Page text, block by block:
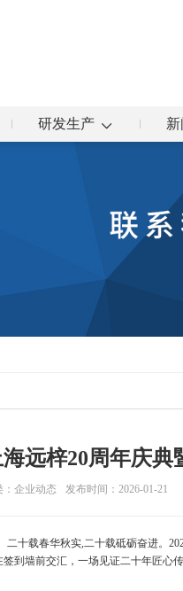
研发生产
远梓20周年庆典
：企业动态 发布时间：2026-01-21
二十载春华秋实,二十载砥砺奋进。
签到墙前交汇，一场见证二十年匠心